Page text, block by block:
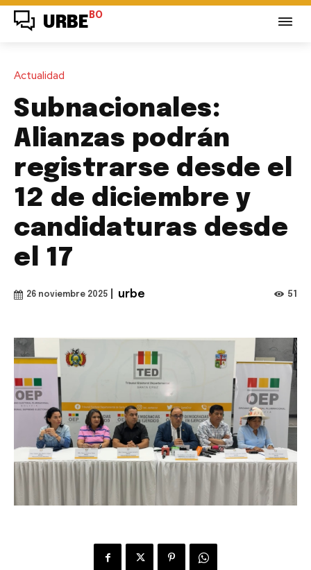
URBE BO
Actualidad
Subnacionales:
Alianzas podrán
registrarse desde el
12 de diciembre y
candidaturas desde
el 17
26 noviembre 2025 urbe 51